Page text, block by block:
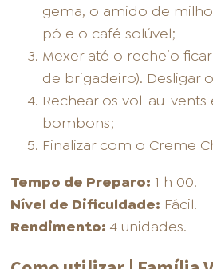
gema, o amido de
pó e o café solúvel;
Mexer até o recheio
de brigadeiro). Desligar
Rechear os vol-au-vents
bombons;
Finalizar com o Creme
Tempo de Preparo: 1 h 00.
Nível de Dificuldade: Fácil.
Rendimento: 4 unidades.